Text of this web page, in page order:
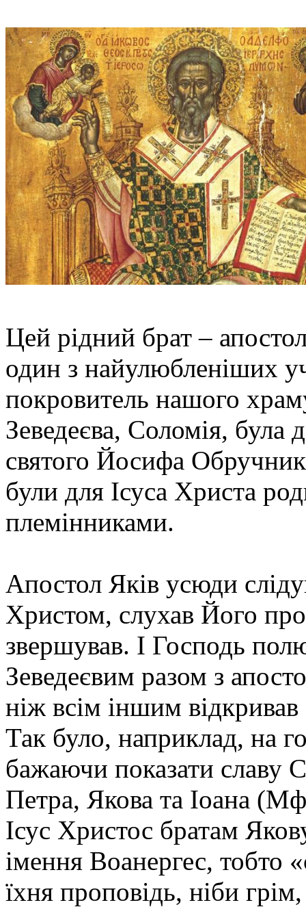
Цей рідний брат –
один з найулюбленіших
покровитель нашого
Зеведеєва, Соломія,
святого Йосифа
були для Ісуса Христа
племінниками.
Апостол Яків усюди
Христом, слухав Його
звершував. І Господь
Зеведеєвим разом з
ніж всім іншим відкривав
Так було, наприклад, на
бажаючи показати славу
Петра, Якова та Іоана
Ісус Христос братам
імення Воанергес,
їхня проповідь, ніби